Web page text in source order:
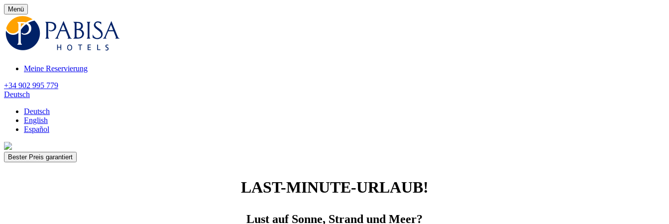
Menü
Meine Reservierung
+34 902 995 779
Deutsch
Deutsch
English
Español
Bester Preis garantiert
LAST-MINUTE-URLAUB!
Lust auf Sonne, Strand und Meer?